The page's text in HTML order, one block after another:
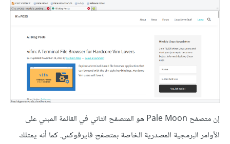
إن متصفح Pale Moon هو المتصفح الثاني في القائمة المبني على
الأوامر البرمجية المصدرية الخاصة بمتصفح فايرفوكس. كما أنه يمتلك